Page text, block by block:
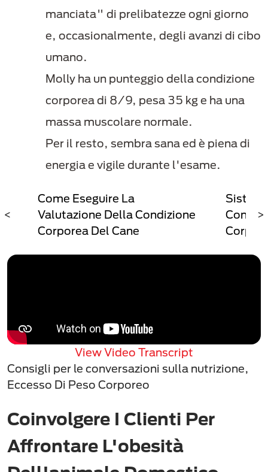
manciata" di prelibatezze ogni giorno
e, occasionalmente, degli avanzi di cibo
umano.
Molly ha un punteggio della condizione
corporea di 8/9, pesa 35 kg e ha una
massa muscolare normale.
Per il resto, sembra sana ed è piena di
energia e vigile durante l'esame.
< >
Come Eseguire La
Valutazione Della Condizione
Corporea Del Cane
View Video Transcript
Consigli per le conversazioni sulla nutrizione,
Eccesso Di Peso Corporeo
Coinvolgere I Clienti Per
Affrontare L'obesità